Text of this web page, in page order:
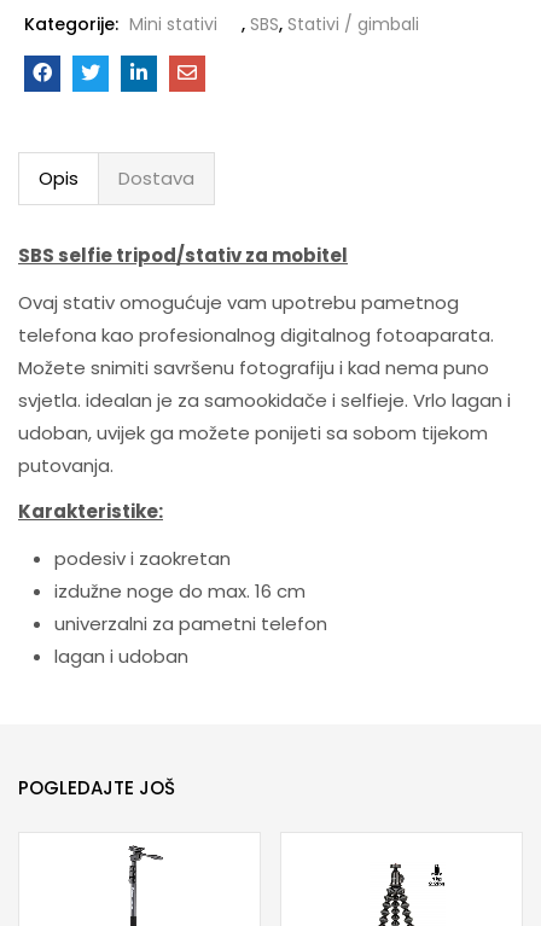
Kategorije: Mini stativi , SBS, Stativi / gimbali
Opis Dostava
SBS selfie tripod/stativ za mobitel
Ovaj stativ omogućuje vam upotrebu pametnog
telefona kao profesionalnog digitalnog fotoaparata.
Možete snimiti savršenu fotografiju i kad nema puno
svjetla. idealan je za samookidače i selfieje. Vrlo lagan i
udoban, uvijek ga možete ponijeti sa sobom tijekom
putovanja.
Karakteristike:
podesiv i zaokretan
izdužne noge do max. 16 cm
univerzalni za pametni telefon
lagan i udoban
POGLEDAJTE JOŠ